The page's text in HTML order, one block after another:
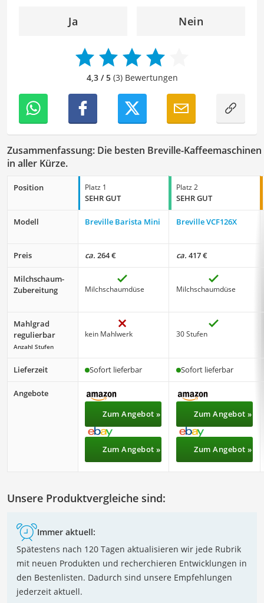
Der Breville-Kaffeemaschine-Vergleich ist aus unserer
Ja Nein
4,3 / 5(3) Bewertungen
Zusammenfassung: Die besten Breville-Kaffeemaschinen
in aller Kürze.
Position Platz 1
SEHR GUT
Platz 2
SEHR GUT
Modell Breville Barista Mini Breville VCF126X
Preis ca. 264 € ca. 417 €
Milchschaum-
Zubereitung
Milchschaumdüse Milchschaumdüse
Mahlgrad
regulierbar
Anzahl Stufen
kein Mahlwerk 30 Stufen
Lieferzeit Sofort lieferbar Sofort lieferbar
Angebote
Zum Angebot »
Zum Angebot »
Zum Angebot »
Zum Angebot »
Unsere Produktvergleiche sind:
Immer aktuell:
Spätestens nach 120 Tagen aktualisieren wir jede Rubrik
mit neuen Produkten und recherchieren Entwicklungen in
den Bestenlisten. Dadurch sind unsere Empfehlungen
jederzeit aktuell.